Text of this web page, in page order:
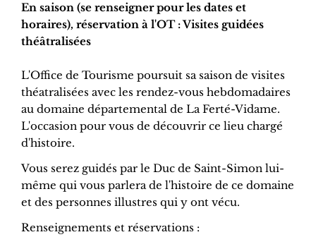
En saison (se renseigner pour les dates et
horaires), réservation à l'OT : Visites guidées
théâtralisées
L'Office de Tourisme poursuit sa saison de visites
théatralisées avec les rendez-vous hebdomadaires
au domaine départemental de La Ferté-Vidame.
L'occasion pour vous de découvrir ce lieu chargé
d'histoire.
Vous serez guidés par le Duc de Saint-Simon lui-
même qui vous parlera de l'histoire de ce domaine
et des personnes illustres qui y ont vécu.
Renseignements et réservations :